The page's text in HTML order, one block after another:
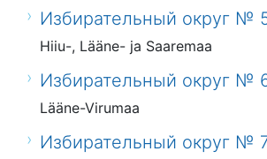
Избирательный округ №
Hiiu-, Lääne- ja Saaremaa
Избирательный округ №
Lääne-Virumaa
Избирательный округ №